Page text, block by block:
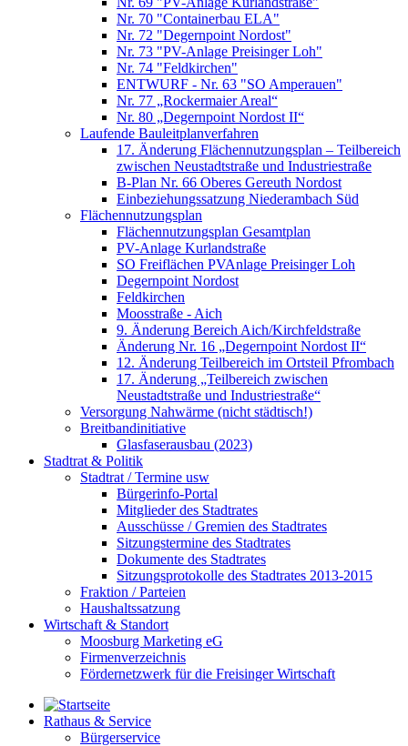
Nr. 70 "Containerbau ELA"
Nr. 72 "Degernpoint Nordost"
Nr. 73 "PV-Anlage Preisinger Loh"
Nr. 74 "Feldkirchen"
ENTWURF - Nr. 63 "SO Amperauen"
Nr. 77 „Rockermaier Areal“
Nr. 80 „Degernpoint Nordost II“
Laufende Bauleitplanverfahren
17. Änderung Flächennutzungsplan – Teilbereich
zwischen Neustadtstraße und Industriestraße
B-Plan Nr. 66 Oberes Gereuth Nordost
Einbeziehungssatzung Niederambach Süd
Flächennutzungsplan
Flächennutzungsplan Gesamtplan
PV-Anlage Kurlandstraße
SO Freiflächen PV­Anlage Preisinger Loh
Degernpoint Nordost
Feldkirchen
Moosstraße - Aich
9. Änderung Bereich Aich/Kirchfeldstraße
Änderung Nr. 16 „Degernpoint Nordost II“
12. Änderung Teilbereich im Ortsteil Pfrombach
17. Änderung „Teilbereich zwischen
Neustadtstraße und Industriestraße“
Versorgung Nahwärme (nicht städtisch!)
Breitbandinitiative
Glasfaserausbau (2023)
Stadtrat & Politik
Stadtrat / Termine usw
Bürgerinfo-Portal
Mitglieder des Stadtrates
Ausschüsse / Gremien des Stadtrates
Sitzungstermine des Stadtrates
Dokumente des Stadtrates
Sitzungsprotokolle des Stadtrates 2013-2015
Fraktion / Parteien
Haushaltssatzung
Wirtschaft & Standort
Moosburg Marketing eG
Firmenverzeichnis
Fördernetzwerk für die Freisinger Wirtschaft
Rathaus & Service
Bürgerservice